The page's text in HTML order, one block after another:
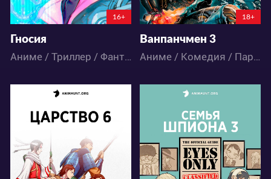
16+
Гносия
Аниме / Триллер / Фантастика
18+
Ванпанчмен 3
Аниме / Комедия / Пародия / Экшен
34023 24184